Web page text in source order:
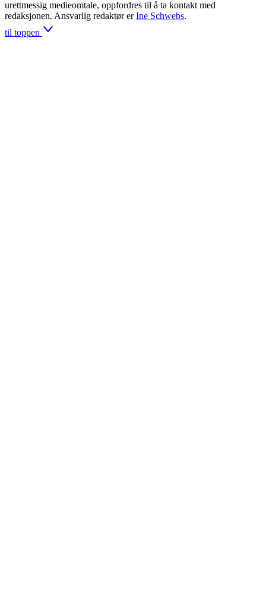
urettmessig medieomtale, oppfordres til å ta kontakt med
redaksjonen. Ansvarlig redaktør er Ine Schwebs.
til toppen